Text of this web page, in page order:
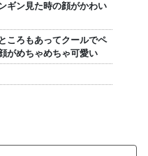
ギン見た時の顔がかわい
ころもあってクールでペ
がめちゃめちゃ可愛い